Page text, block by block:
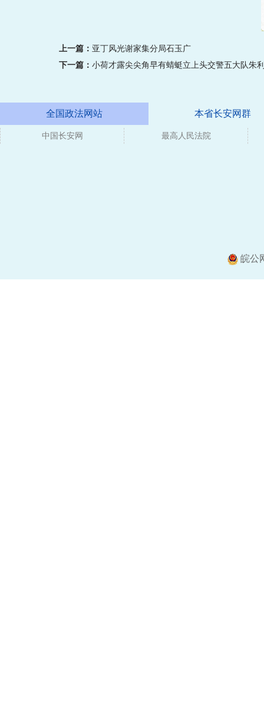
上一篇： 亚丁风光谢家集分局石玉广
下一篇： 小荷才露尖尖角早有蜻蜓立上头交警五大队朱
全国政法网站 本省长安网群
媒体
中国长安网 最高人民法院
皖公